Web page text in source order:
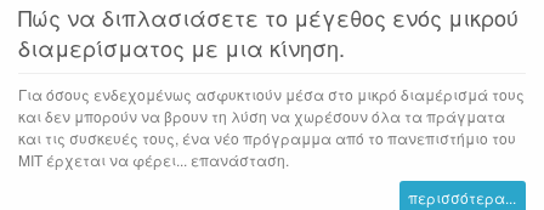
Πώς να διπλασιάσετε το μέγεθος ενός μικρού
διαμερίσματος με μια κίνηση.
Για όσους ενδεχομένως ασφυκτιούν μέσα στο μικρό διαμέρισμά τους
και δεν μπορούν να βρουν τη λύση να χωρέσουν όλα τα πράγματα
και τις συσκευές τους, ένα νέο πρόγραμμα από το πανεπιστήμιο του
MIT έρχεται να φέρει... επανάσταση.
περισσότερα...